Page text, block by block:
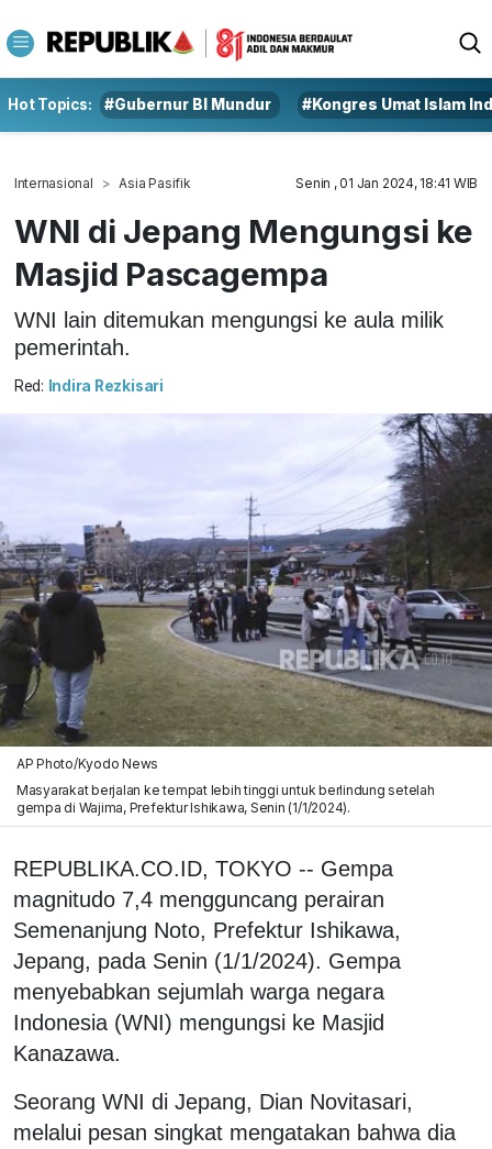
Hot Topics: #Gubernur BI Mundur #Kongres Umat Islam
Internasional Asia Pasifik Senin , 01 Jan 2024, 18:41 WIB
WNI di Jepang Mengungsi ke
Masjid Pascagempa
WNI lain ditemukan mengungsi ke aula milik
pemerintah.
Red: Indira Rezkisari
AP Photo/Kyodo News
Masyarakat berjalan ke tempat lebih tinggi untuk berlindung setelah
gempa di Wajima, Prefektur Ishikawa, Senin (1/1/2024).
REPUBLIKA.CO.ID, TOKYO -- Gempa
magnitudo 7,4 mengguncang perairan
Semenanjung Noto, Prefektur Ishikawa,
Jepang, pada Senin (1/1/2024). Gempa
menyebabkan sejumlah warga negara
Indonesia (WNI) mengungsi ke Masjid
Kanazawa.
Seorang WNI di Jepang, Dian Novitasari,
melalui pesan singkat mengatakan bahwa dia